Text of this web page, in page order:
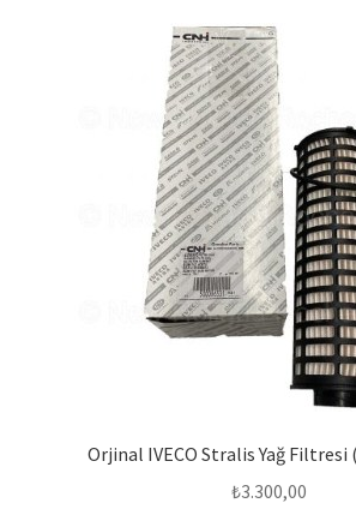
Orjinal IVECO Stralis Yağ Filtresi
₺3.300,00